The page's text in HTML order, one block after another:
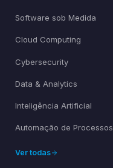
Software sob Medida
Cloud Computing
Cybersecurity
Data & Analytics
Inteligência Artificial
Automação de Processos
Ver todas